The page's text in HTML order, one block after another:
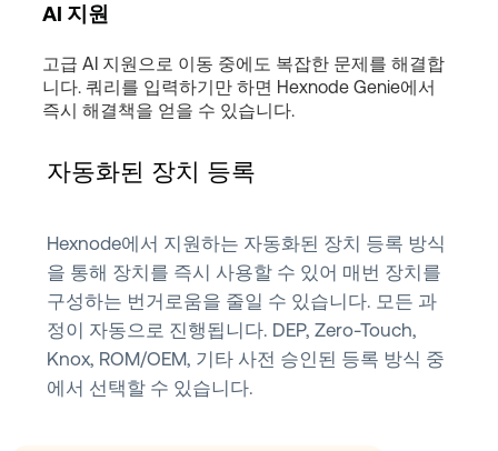
AI 지원
고급 AI 지원으로 이동 중에도 복잡한 문제를 해결합
니다. 쿼리를 입력하기만 하면 Hexnode Genie에서
즉시 해결책을 얻을 수 있습니다.
자동화된 장치 등록
Hexnode에서 지원하는 자동화된 장치 등록 방식
을 통해 장치를 즉시 사용할 수 있어 매번 장치를
구성하는 번거로움을 줄일 수 있습니다. 모든 과
정이 자동으로 진행됩니다. DEP, Zero-Touch,
Knox, ROM/OEM, 기타 사전 승인된 등록 방식 중
에서 선택할 수 있습니다.